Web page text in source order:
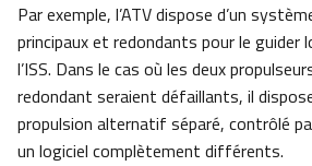
Par exemple, l’ATV dispose d’un
principaux et redondants pour le guider
l’ISS. Dans le cas où les deux
redondant seraient défaillants, il
propulsion alternatif séparé, contrôlé
un logiciel complètement différents.